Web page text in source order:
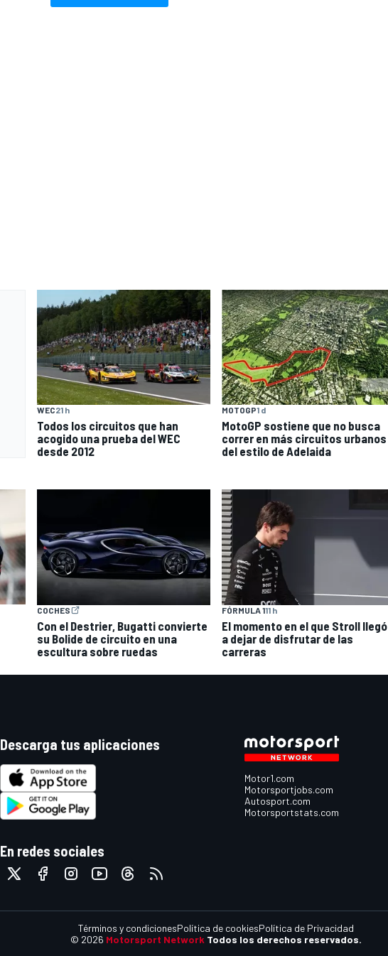
WEC21 h
Todos los circuitos que han
acogido una prueba del WEC
desde 2012
MOTOGP1 d
MotoGP sostiene que no busca
correr en más circuitos urbanos
del estilo de Adelaida
COCHES
Con el Destrier, Bugatti convierte
su Bolide de circuito en una
escultura sobre ruedas
FÓRMULA 111 h
El momento en el que Stroll llegó
a dejar de disfrutar de las
carreras
Descarga tus aplicaciones
En redes sociales
Motor1.com
Motorsportjobs.com
Autosport.com
Motorsportstats.com
© 2026 Motorsport Network Todos los derechos reservados.
Términos y condicionesPolítica de cookiesPolítica de Privacidad